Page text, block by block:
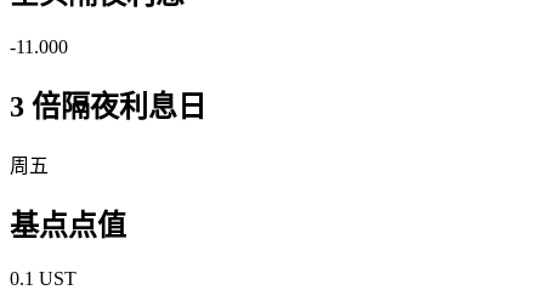
-11.000
3 倍隔夜利息日
周五
基点点值
0.1 UST